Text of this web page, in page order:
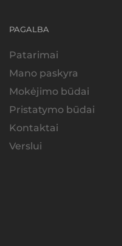
PAGALBA
Patarimai
Mano paskyra
Mokėjimo būdai
Pristatymo būdai
Kontaktai
Verslui